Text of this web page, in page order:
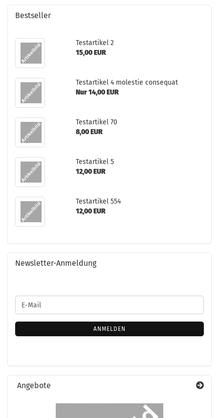
Bestseller
Te­st­ar­ti­kel 2
15,00 EUR
Te­st­ar­ti­kel 4 mo­lestie con­se­quat
Nur 14,00 EUR
Te­st­ar­ti­kel 70
8,00 EUR
Te­st­ar­ti­kel 5
12,00 EUR
Te­st­ar­ti­kel 554
12,00 EUR
Newsletter-Anmeldung
WEITER
ZUR
E-
Mail
ANMELDEN
Angebote